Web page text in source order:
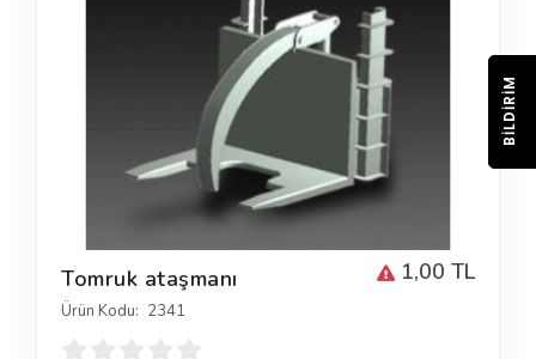
1,00 TL
Tomruk ataşmanı
Ürün Kodu: 2341
BILDIRIM